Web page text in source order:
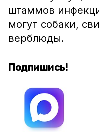
штаммов
могут собаки,
верблюды.
Подпишись!